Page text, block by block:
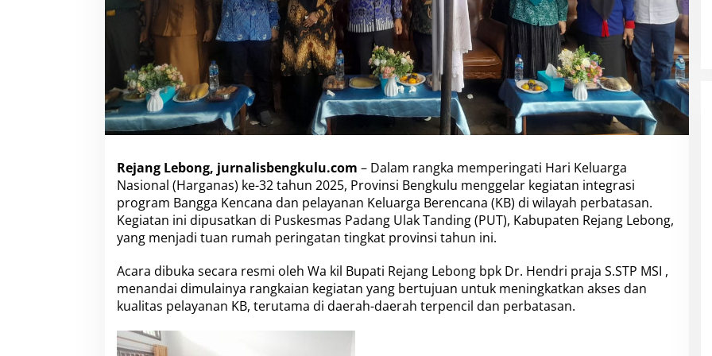
t
a
n
H
a
r
g
n
a
k
e
-
3
2
,
n
t
e
g
Rejang Lebong, jurnalisbengkulu.com – Dalam rangka memperingati Hari Keluarga
Nasional (Harganas) ke-32 tahun 2025, Provinsi Bengkulu menggelar kegiatan integrasi
program Bangga Kencana dan pelayanan Keluarga Berencana (KB) di wilayah perbatasan.
Kegiatan ini dipusatkan di Puskesmas Padang Ulak Tanding (PUT), Kabupaten Rejang Lebong,
yang menjadi tuan rumah peringatan tingkat provinsi tahun ini.
Acara dibuka secara resmi oleh Wa kil Bupati Rejang Lebong bpk Dr. Hendri praja S.STP MSI ,
menandai dimulainya rangkaian kegiatan yang bertujuan untuk meningkatkan akses dan
kualitas pelayanan KB, terutama di daerah-daerah terpencil dan perbatasan.